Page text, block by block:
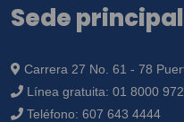
Sede principal
Carrera 27 No. 61 - 78
Línea gratuita: 01 8000
Teléfono: 607 643 4444